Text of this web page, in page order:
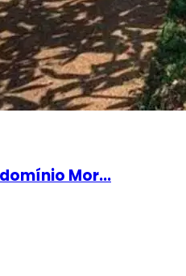
Mor...